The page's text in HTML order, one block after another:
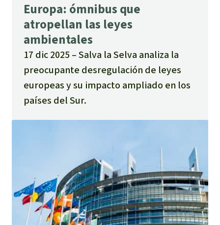
Europa: ómnibus que
atropellan las leyes
ambientales
17 dic 2025
Salva la Selva analiza la
preocupante desregulación de leyes
europeas y su impacto ampliado en los
países del Sur.